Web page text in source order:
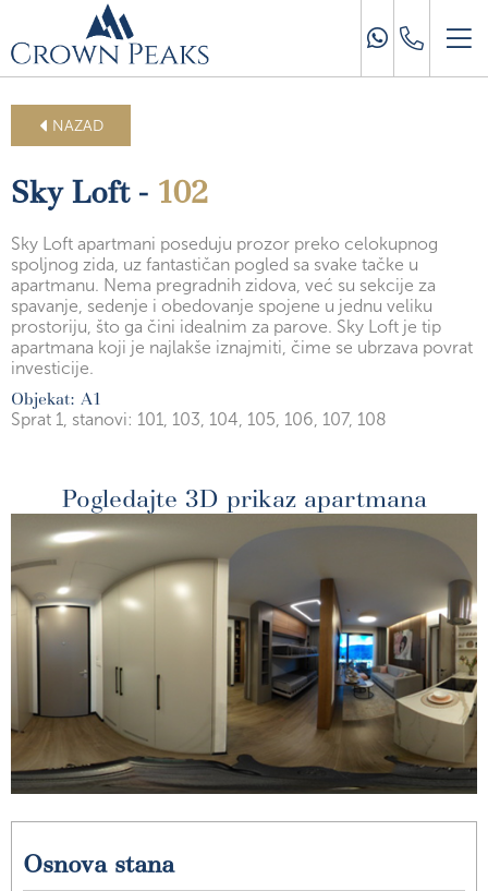
NAZAD
Sky Loft - 102
Sky Loft apartmani poseduju prozor preko celokupnog
spoljnog zida, uz fantastičan pogled sa svake tačke u
apartmanu. Nema pregradnih zidova, već su sekcije za
spavanje, sedenje i obedovanje spojene u jednu veliku
prostoriju, što ga čini idealnim za parove. Sky Loft je tip
apartmana koji je najlakše iznajmiti, čime se ubrzava povrat
investicije.
Objekat: A1
Sprat 1, stanovi: 101, 103, 104, 105, 106, 107, 108
Pogledajte 3D prikaz apartmana
Osnova stana